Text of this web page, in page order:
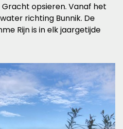
Gracht opsieren. Vanaf het
richting Bunnik. De
Rijn is in elk jaargetijde